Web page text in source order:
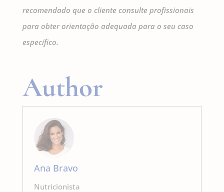
recomendado que o cliente consulte profissionais
para obter orientação adequada para o seu caso
específico.
Author
Ana Bravo
Nutricionista